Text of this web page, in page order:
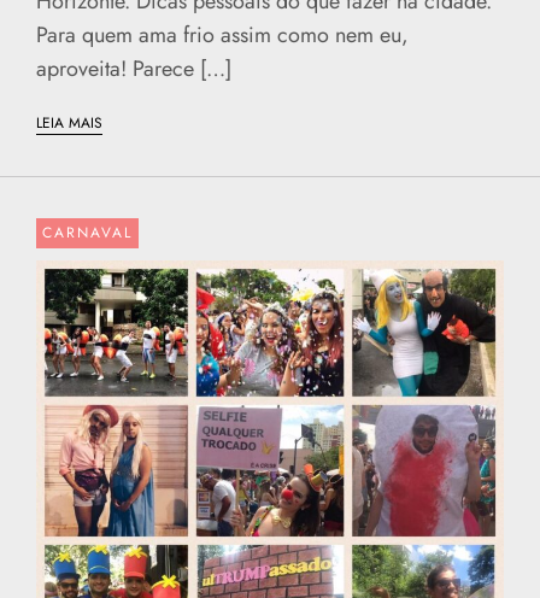
Para quem ama frio assim como nem eu,
aproveita! Parece […]
LEIA MAIS
CARNAVAL